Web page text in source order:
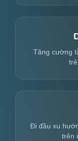
Tăng cường
Đi đầu xu
trên